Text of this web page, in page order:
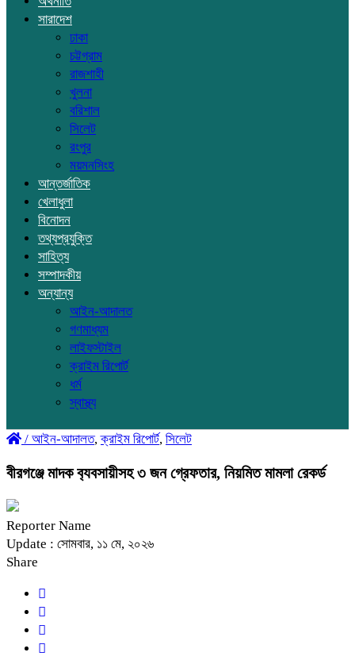
সারাদেশ
ঢাকা
চট্টগ্রাম
রাজশাহী
খুলনা
বরিশাল
সিলেট
রংপুর
ময়মনসিংহ
আন্তর্জাতিক
খেলাধুলা
বিনোদন
তথ্যপ্রযুক্তি
সাহিত্য
সম্পাদকীয়
অন্যান্য
আইন-আদালত
গণমাধ্যম
লাইফস্টাইল
ক্রাইম রিপোর্ট
ধর্ম
স্বাস্থ্য
/ আইন-আদালত,ক্রাইম রিপোর্ট, সিলেট
বীরগঞ্জে মাদক ব‌্যবসায়ীসহ ৩ জন গ্রেফতার, নিয়মিত মামলা রেকর্ড
Reporter Name
Update : সোমবার, ১১ মে, ২০২৬
Share